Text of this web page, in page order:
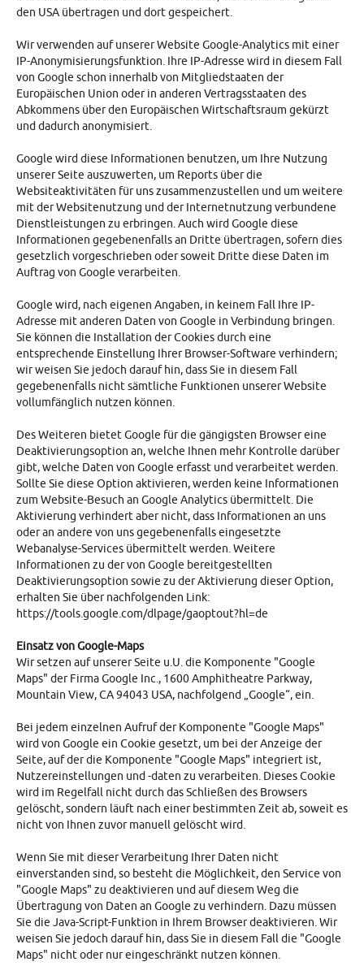
den USA übertragen und dort gespeichert.
Wir verwenden auf unserer Website Google-Analytics mit einer
IP-Anonymisierungsfunktion. Ihre IP-Adresse wird in diesem Fall
von Google schon innerhalb von Mitgliedstaaten der
Europäischen Union oder in anderen Vertragsstaaten des
Abkommens über den Europäischen Wirtschaftsraum gekürzt
und dadurch anonymisiert.
Google wird diese Informationen benutzen, um Ihre Nutzung
unserer Seite auszuwerten, um Reports über die
Websiteaktivitäten für uns zusammenzustellen und um weitere
mit der Websitenutzung und der Internetnutzung verbundene
Dienstleistungen zu erbringen. Auch wird Google diese
Informationen gegebenenfalls an Dritte übertragen, sofern dies
gesetzlich vorgeschrieben oder soweit Dritte diese Daten im
Auftrag von Google verarbeiten.
Google wird, nach eigenen Angaben, in keinem Fall Ihre IP-
Adresse mit anderen Daten von Google in Verbindung bringen.
Sie können die Installation der Cookies durch eine
entsprechende Einstellung Ihrer Browser-Software verhindern;
wir weisen Sie jedoch darauf hin, dass Sie in diesem Fall
gegebenenfalls nicht sämtliche Funktionen unserer Website
vollumfänglich nutzen können.
Des Weiteren bietet Google für die gängigsten Browser eine
Deaktivierungsoption an, welche Ihnen mehr Kontrolle darüber
gibt, welche Daten von Google erfasst und verarbeitet werden.
Sollte Sie diese Option aktivieren, werden keine Informationen
zum Website-Besuch an Google Analytics übermittelt. Die
Aktivierung verhindert aber nicht, dass Informationen an uns
oder an andere von uns gegebenenfalls eingesetzte
Webanalyse-Services übermittelt werden. Weitere
Informationen zu der von Google bereitgestellten
Deaktivierungsoption sowie zu der Aktivierung dieser Option,
erhalten Sie über nachfolgenden Link:
https://tools.google.com/dlpage/gaoptout?hl=de
Einsatz von Google-Maps
Wir setzen auf unserer Seite u.U. die Komponente "Google
Maps" der Firma Google Inc., 1600 Amphitheatre Parkway,
Mountain View, CA 94043 USA, nachfolgend „Google“, ein.
Bei jedem einzelnen Aufruf der Komponente "Google Maps"
wird von Google ein Cookie gesetzt, um bei der Anzeige der
Seite, auf der die Komponente "Google Maps" integriert ist,
Nutzereinstellungen und -daten zu verarbeiten. Dieses Cookie
wird im Regelfall nicht durch das Schließen des Browsers
gelöscht, sondern läuft nach einer bestimmten Zeit ab, soweit es
nicht von Ihnen zuvor manuell gelöscht wird.
Wenn Sie mit dieser Verarbeitung Ihrer Daten nicht
einverstanden sind, so besteht die Möglichkeit, den Service von
"Google Maps" zu deaktivieren und auf diesem Weg die
Übertragung von Daten an Google zu verhindern. Dazu müssen
Sie die Java-Script-Funktion in Ihrem Browser deaktivieren. Wir
weisen Sie jedoch darauf hin, dass Sie in diesem Fall die "Google
Maps" nicht oder nur eingeschränkt nutzen können.